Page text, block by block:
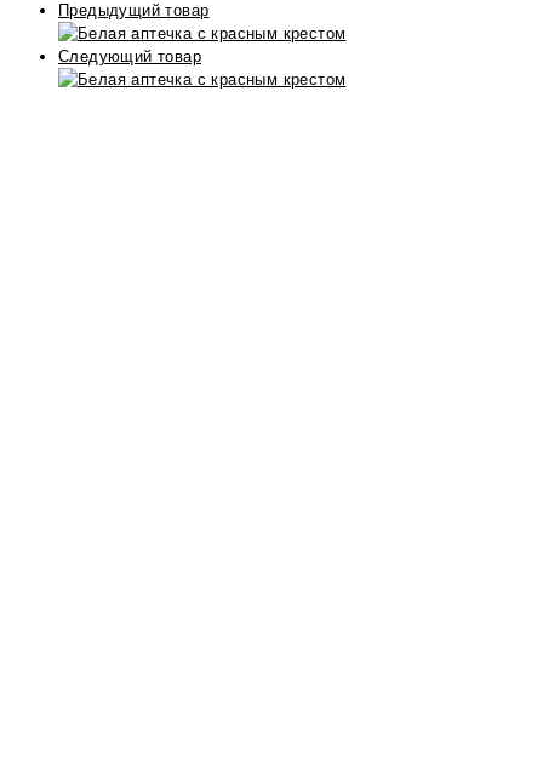
Предыдущий товар
Следующий товар